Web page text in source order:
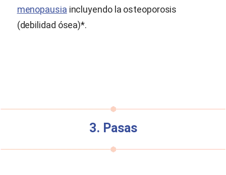
menopausia incluyendo la osteoporosis
(debilidad ósea)*.
3. Pasas